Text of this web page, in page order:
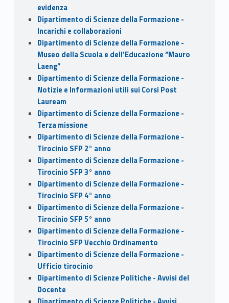
evidenza
Dipartimento di Scienze della Formazione -
Incarichi e collaborazioni
Dipartimento di Scienze della Formazione -
Museo della Scuola e dell’Educazione “Mauro
Laeng”
Dipartimento di Scienze della Formazione -
Notizie e Informazioni utili sui Corsi Post
Lauream
Dipartimento di Scienze della Formazione -
Terza missione
Dipartimento di Scienze della Formazione -
Tirocinio SFP 2° anno
Dipartimento di Scienze della Formazione -
Tirocinio SFP 3° anno
Dipartimento di Scienze della Formazione -
Tirocinio SFP 4° anno
Dipartimento di Scienze della Formazione -
Tirocinio SFP 5° anno
Dipartimento di Scienze della Formazione -
Tirocinio SFP Vecchio Ordinamento
Dipartimento di Scienze della Formazione -
Ufficio tirocinio
Dipartimento di Scienze Politiche - Avvisi del
Docente